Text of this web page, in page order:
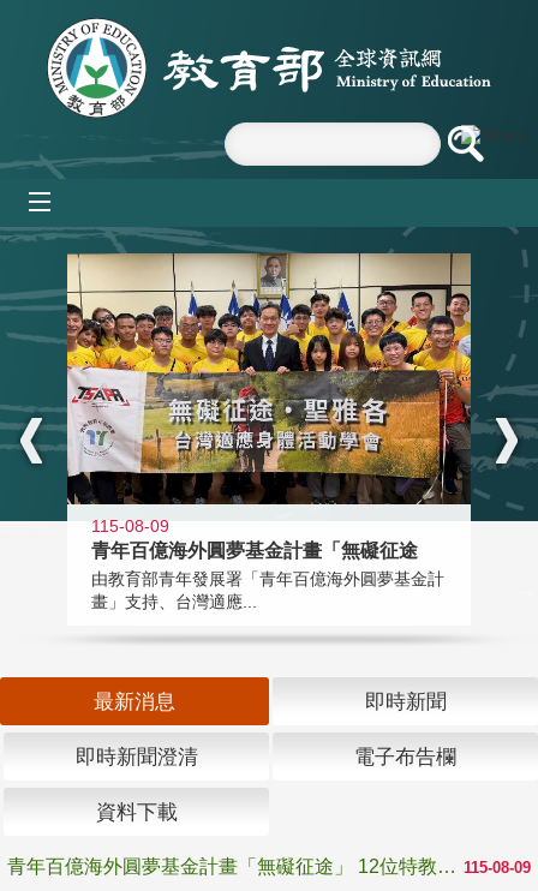
跳到主要內容區塊
:::
115-08-09
青年百億海外圓夢基金計畫「無礙征途
由教育部青年發展署「青年百億海外圓夢基金計
畫」支持、台灣適應...
最新消息 即時新聞
即時新聞澄清 電子布告欄
資料下載
115-08-09
青年百億海外圓夢基金計畫「無礙征途」 12位特教與弱勢青年勇闖西班牙 跨越感官限制見證生命蛻變